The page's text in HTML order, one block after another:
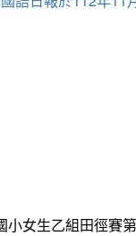
小女生乙組田徑賽